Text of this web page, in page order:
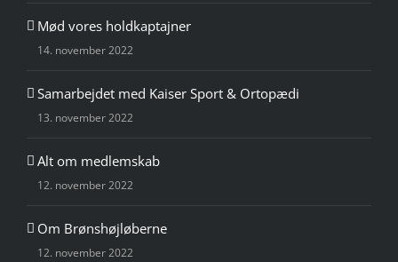
Mød vores holdkaptajner
14. november 2022
Samarbejdet med Kaiser Sport & Ortopædi
13. november 2022
Alt om medlemskab
12. november 2022
Om Brønshøjløberne
12. november 2022